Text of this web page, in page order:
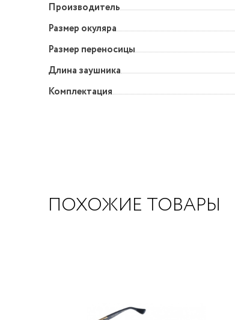
Производитель
Размер окуляра
Размер переносицы
Длина заушника
Комплектация
ПОХОЖИЕ ТОВАРЫ